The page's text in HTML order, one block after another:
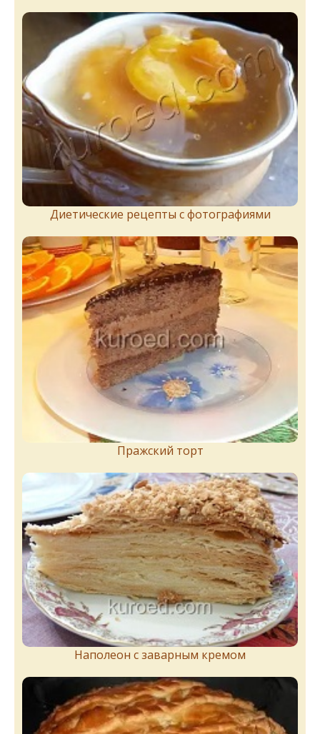
Диетические рецепты с фотографиями
Пражский торт
Наполеон с заварным кремом